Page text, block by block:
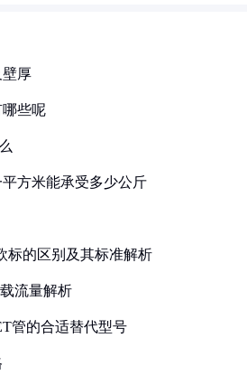
厚
些呢
方米能承受多少公斤
标的区别及其标准解析
流量解析
管的合适替代型号